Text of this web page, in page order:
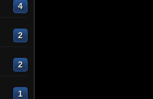
4
2
2
1